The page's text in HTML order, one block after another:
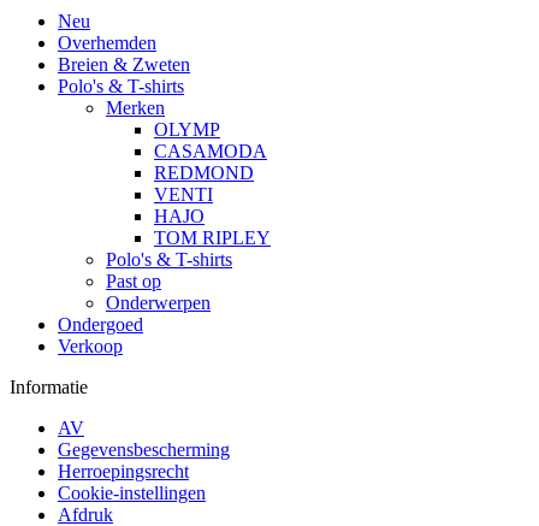
Neu
Overhemden
Breien & Zweten
Polo's & T-shirts
Merken
OLYMP
CASAMODA
REDMOND
VENTI
HAJO
TOM RIPLEY
Polo's & T-shirts
Past op
Onderwerpen
Ondergoed
Verkoop
Informatie
AV
Gegevensbescherming
Herroepingsrecht
Cookie-instellingen
Afdruk